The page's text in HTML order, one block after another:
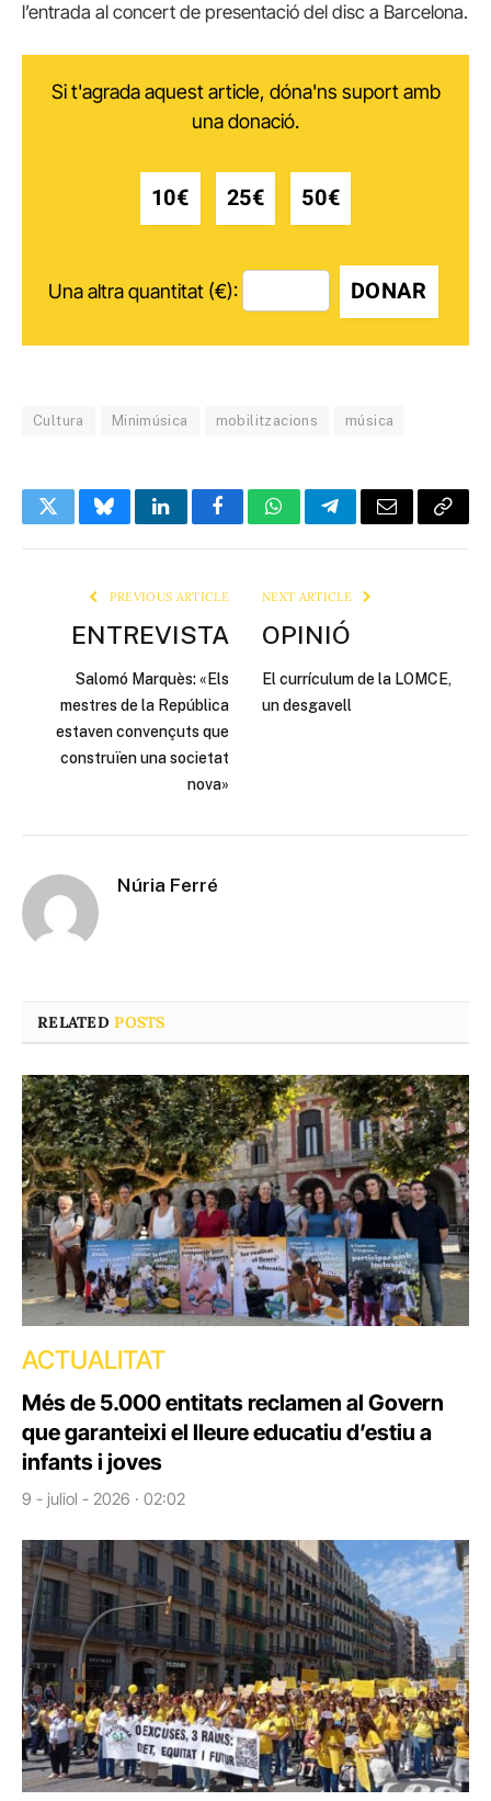
l’entrada al concert de presentació del disc a Barcelona.
Si t'agrada aquest article, dóna'ns suport amb
una donació.
10€ 25€ 50€
Una altra quantitat (€): DONAR
Cultura Minimúsica mobilitzacions música
TwitterBlueskyLinkedInFacebookWhatsAppTelegramEmail Copy
PREVIOUS ARTICLE
ENTREVISTA
Salomó Marquès: «Els
mestres de la República
estaven convençuts que
construïen una societat
nova»
NEXT ARTICLE
OPINIÓ
El currículum de la LOMCE,
un desgavell
Núria Ferré
RELATEDPOSTS
ACTUALITAT
Més de 5.000 entitats reclamen al Govern
que garanteixi el lleure educatiu d’estiu a
infants i joves
9 - juliol - 2026 · 02:02